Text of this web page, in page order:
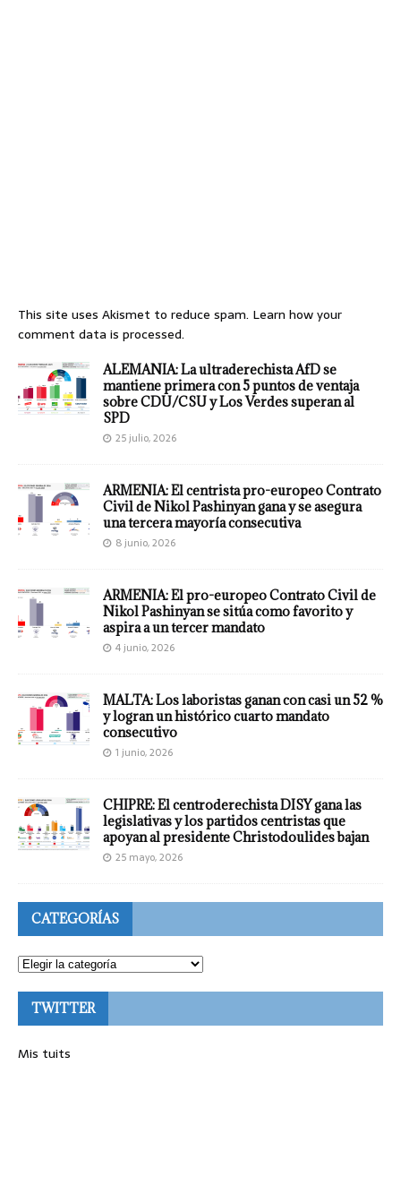
This site uses Akismet to reduce spam. Learn how your
comment data is processed.
ALEMANIA: La ultraderechista AfD se
mantiene primera con 5 puntos de ventaja
sobre CDU/CSU y Los Verdes superan al
SPD
25 julio, 2026
ARMENIA: El centrista pro-europeo Contrato
Civil de Nikol Pashinyan gana y se asegura
una tercera mayoría consecutiva
8 junio, 2026
ARMENIA: El pro-europeo Contrato Civil de
Nikol Pashinyan se sitúa como favorito y
aspira a un tercer mandato
4 junio, 2026
MALTA: Los laboristas ganan con casi un 52 %
y logran un histórico cuarto mandato
consecutivo
1 junio, 2026
CHIPRE: El centroderechista DISY gana las
legislativas y los partidos centristas que
apoyan al presidente Christodoulides bajan
25 mayo, 2026
CATEGORÍAS
TWITTER
Mis tuits